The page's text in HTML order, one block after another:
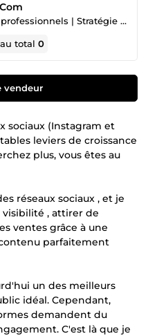
Création de sites web professionnels | Stratégie digitale & Identité visuelle
au total0
vendeur
sociaux (Instagram et
leviers de croissance
plus, vous êtes au
réseaux sociaux , et je
visibilité , attirer de
ventes grâce à une
parfaitement
un des meilleurs
idéal. Cependant,
demandent du
C'est là que je